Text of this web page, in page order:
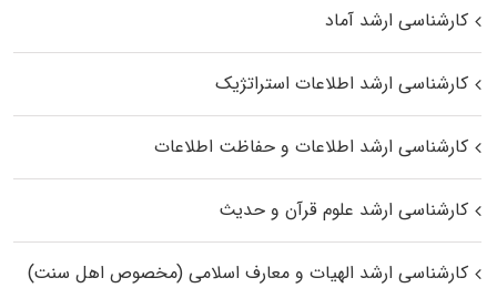
کارشناسی ارشد آماد
کارشناسی ارشد اطلاعات استراتژیک
کارشناسی ارشد اطلاعات و حفاظت اطلاعات
کارشناسی ارشد علوم قرآن و حدیث
کارشناسی ارشد الهیات و معارف اسلامی (مخصوص اهل سنت)